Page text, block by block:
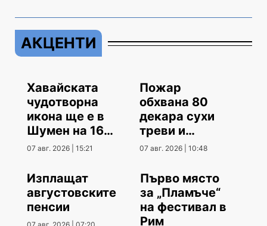
АКЦЕНТИ
Хавайската
чудотворна
икона ще е в
Шумен на 16
август
07 авг. 2026 | 15:21
Пожар
обхвана 80
декара сухи
треви и
храсти
07 авг. 2026 | 10:48
Изплащат
августовските
пенсии
Първо място
за „Пламъче“
на фестивал в
Рим